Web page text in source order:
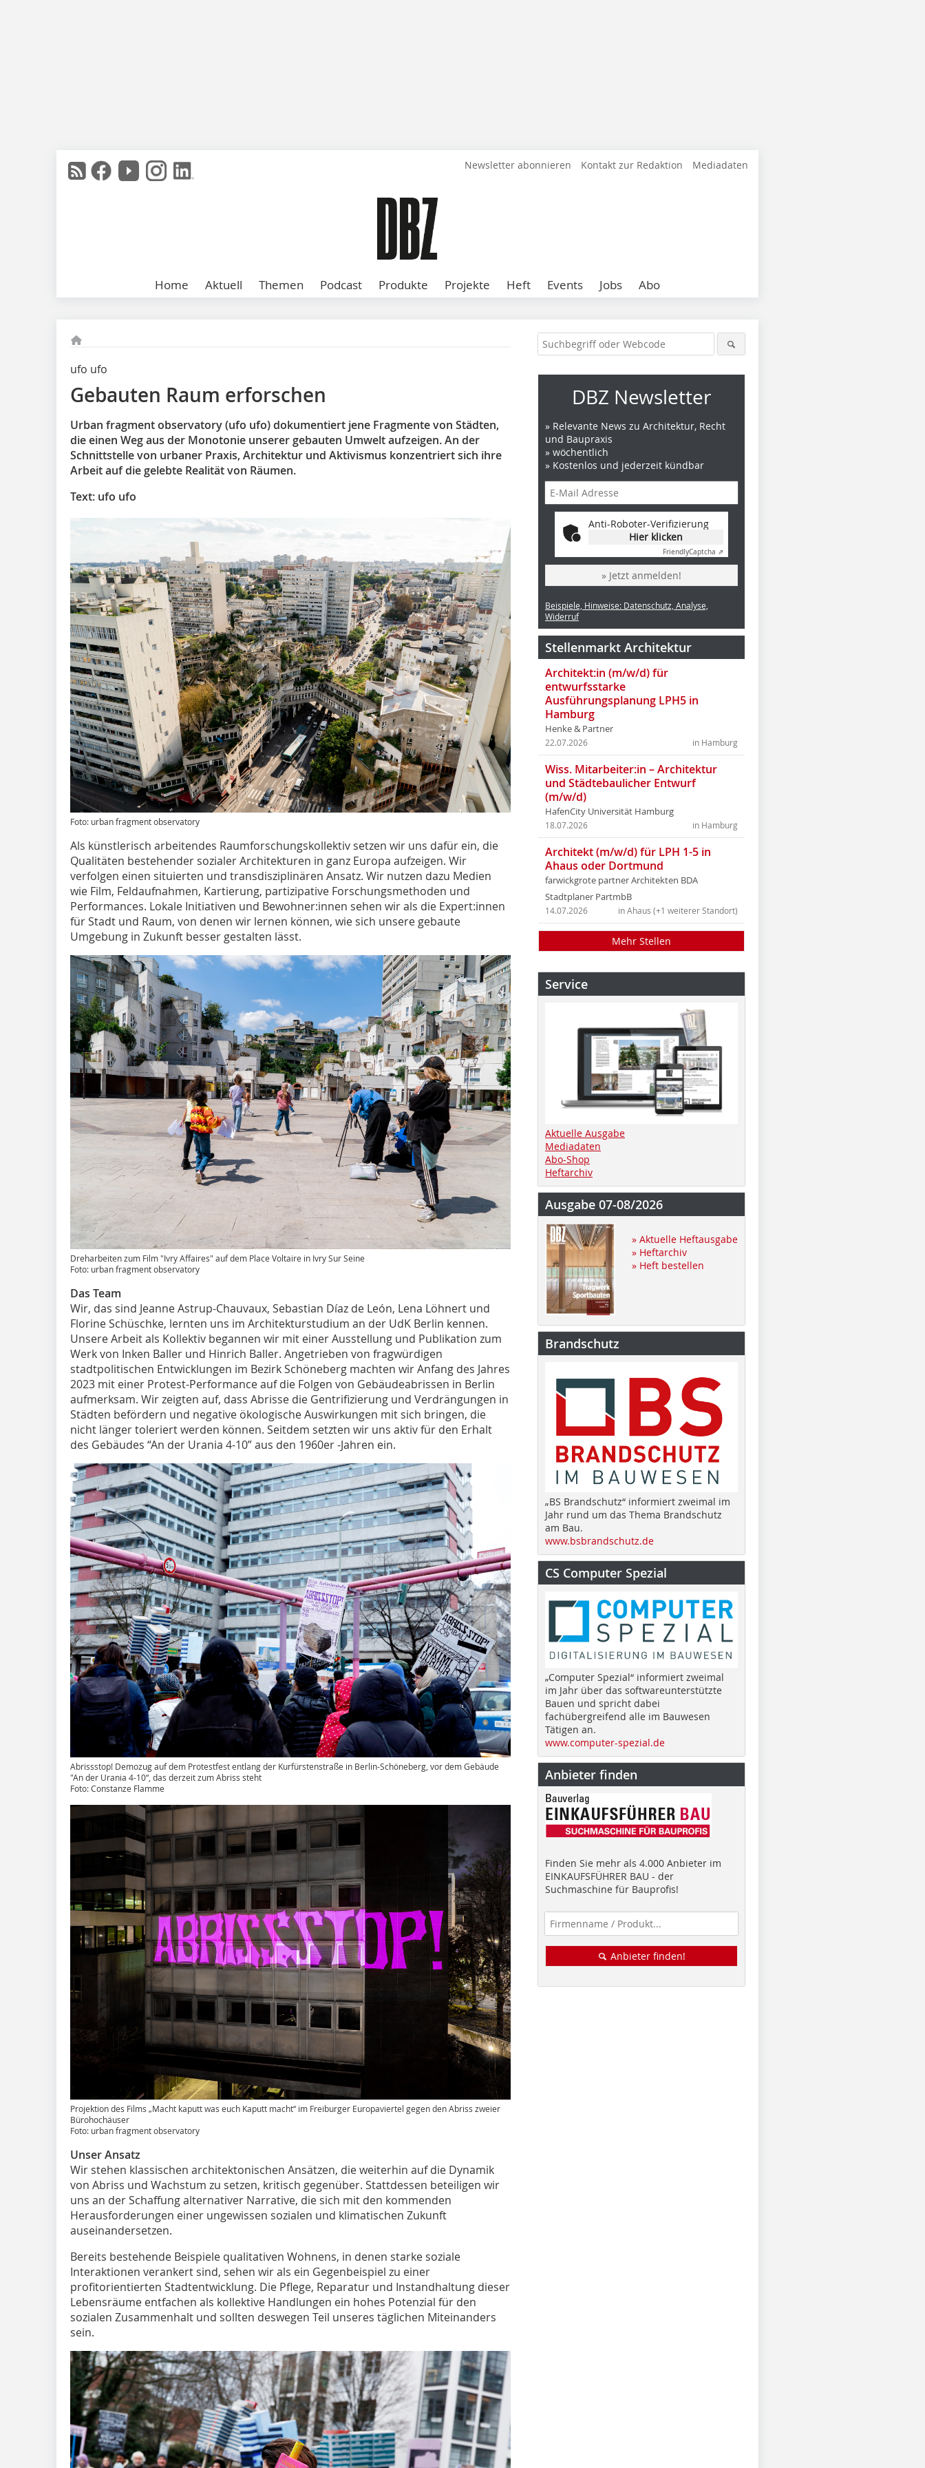
Newsletter abonnieren Kontakt zur Redaktion Mediadaten
Home Aktuell Themen Podcast Produkte Projekte Heft Events Jobs Abo
ufo ufo
Gebauten Raum erforschen
Urban fragment observatory (ufo ufo) dokumentiert jene Fragmente von Städten,
die einen Weg aus der Monotonie unserer gebauten Umwelt aufzeigen. An der
Schnittstelle von urbaner Praxis, Architektur und Aktivismus konzentriert sich ihre
Arbeit auf die gelebte Realität von Räumen.
Text: ufo ufo
Foto: urban fragment observatory
Als künstlerisch arbeitendes Raumforschungskollektiv setzen wir uns dafür ein, die
Qualitäten bestehender sozialer Architekturen in ganz Europa aufzeigen. Wir
verfolgen einen situierten und transdisziplinären Ansatz. Wir nutzen dazu Medien
wie Film, Feldaufnahmen, Kartierung, partizipative Forschungsmethoden und
Performances. Lokale Initiativen und Bewohner:innen sehen wir als die Expert:innen
für Stadt und Raum, von denen wir lernen können, wie sich unsere gebaute
Umgebung in Zukunft besser gestalten lässt.
Dreharbeiten zum Film "Ivry Affaires" auf dem Place Voltaire in Ivry Sur Seine
Foto: urban fragment observatory
Das Team
Wir, das sind Jeanne Astrup-Chauvaux, Sebastian Díaz de León, Lena Löhnert und
Florine Schüschke, lernten uns im Architekturstudium an der UdK Berlin kennen.
Unsere Arbeit als Kollektiv begannen wir mit einer Ausstellung und Publikation zum
Werk von Inken Baller und Hinrich Baller. Angetrieben von fragwürdigen
stadtpolitischen Entwicklungen im Bezirk Schöneberg machten wir Anfang des Jahres
2023 mit einer Protest-Performance auf die Folgen von Gebäudeabrissen in Berlin
aufmerksam. Wir zeigten auf, dass Abrisse die Gentrifizierung und Verdrängungen in
Städten befördern und negative ökologische Auswirkungen mit sich bringen, die
nicht länger toleriert werden können. Seitdem setzten wir uns aktiv für den Erhalt
des Gebäudes “An der Urania 4-10” aus den 1960er -Jahren ein.
Abrissstop! Demozug auf dem Protestfest entlang der Kurfürstenstraße in Berlin-Schöneberg, vor dem Gebäude
"An der Urania 4-10“, das derzeit zum Abriss steht
Foto: Constanze Flamme
Projektion des Films „Macht kaputt was euch Kaputt macht“ im Freiburger Europaviertel gegen den Abriss zweier
Bürohochäuser
Foto: urban fragment observatory
Unser Ansatz
Wir stehen klassischen architektonischen Ansätzen, die weiterhin auf die Dynamik
von Abriss und Wachstum zu setzen, kritisch gegenüber. Stattdessen beteiligen wir
uns an der Schaffung alternativer Narrative, die sich mit den kommenden
Herausforderungen einer ungewissen sozialen und klimatischen Zukunft
auseinandersetzen.
Bereits bestehende Beispiele qualitativen Wohnens, in denen starke soziale
Interaktionen verankert sind, sehen wir als ein Gegenbeispiel zu einer
profitorientierten Stadtentwicklung. Die Pflege, Reparatur und Instandhaltung dieser
Lebensräume entfachen als kollektive Handlungen ein hohes Potenzial für den
sozialen Zusammenhalt und sollten deswegen Teil unseres täglichen Miteinanders
sein.
DBZ Newsletter
» Relevante News zu Architektur, Recht
und Baupraxis
» wöchentlich
» Kostenlos und jederzeit kündbar
Anti-Roboter-Verifizierung
Hier klicken
FriendlyCaptcha ⇗
» Jetzt anmelden!
Beispiele, Hinweise: Datenschutz, Analyse,
Widerruf
Stellenmarkt Architektur
Architekt:in (m/w/d) für
entwurfsstarke
Ausführungsplanung LPH5 in
Hamburg
Henke & Partner
in Hamburg
22.07.2026
Wiss. Mitarbeiter:in – Architektur
und Städtebaulicher Entwurf
(m/w/d)
HafenCity Universität Hamburg
in Hamburg
18.07.2026
Architekt (m/w/d) für LPH 1-5 in
Ahaus oder Dortmund
farwickgrote partner Architekten BDA
Stadtplaner PartmbB
in Ahaus (+1 weiterer Standort)
14.07.2026
Mehr Stellen
Service
Aktuelle Ausgabe
Mediadaten
Abo-Shop
Heftarchiv
Ausgabe 07-08/2026
» Aktuelle Heftausgabe
» Heftarchiv
» Heft bestellen
Brandschutz
„BS Brandschutz“ informiert zweimal im
Jahr rund um das Thema Brandschutz
am Bau.
www.bsbrandschutz.de
CS Computer Spezial
„Computer Spezial“ informiert zweimal
im Jahr über das softwareunterstützte
Bauen und spricht dabei
fachübergreifend alle im Bauwesen
Tätigen an.
www.computer-spezial.de
Anbieter finden
Finden Sie mehr als 4.000 Anbieter im
EINKAUFSFÜHRER BAU - der
Suchmaschine für Bauprofis!
Anbieter finden!